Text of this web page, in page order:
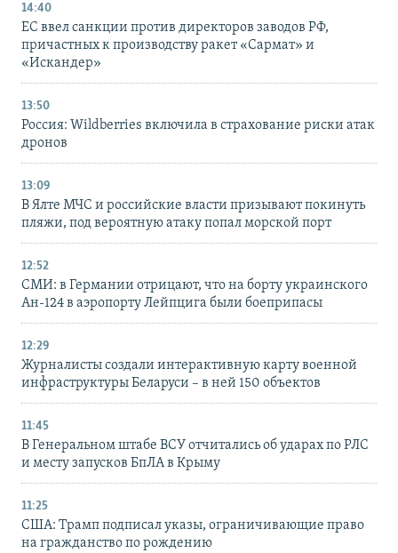
14:40
ЕС ввел санкции против директоров заводов РФ,
причастных к производству ракет «Сармат» и
«Искандер»
13:50
Россия: Wildberries включила в страхование риски атак
дронов
13:09
В Ялте МЧС и российские власти призывают покинуть
пляжи, под вероятную атаку попал морской порт
12:52
СМИ: в Германии отрицают, что на борту украинского
Ан-124 в аэропорту Лейпцига были боеприпасы
12:29
Журналисты создали интерактивную карту военной
инфраструктуры Беларуси – в ней 150 объектов
11:45
В Генеральном штабе ВСУ отчитались об ударах по РЛС
и месту запусков БпЛА в Крыму
11:25
США: Трамп подписал указы, ограничивающие право
на гражданство по рождению